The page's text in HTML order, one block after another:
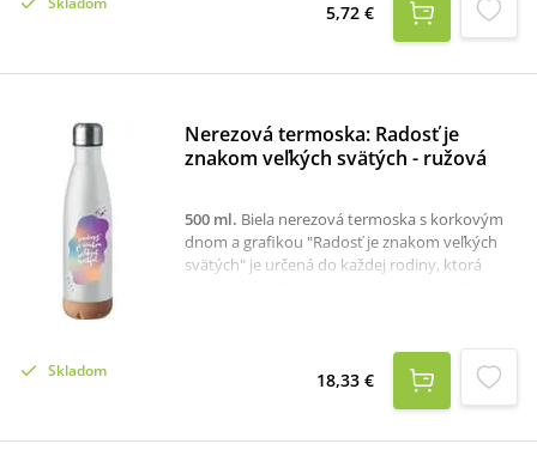
5,72 €
Nerezová termoska: Radosť je
znakom veľkých svätých - ružová
500 ml. Biela nerezová termoska s korkovým
dnom a grafikou "Radosť je znakom veľkých
svätých" je určená do každej rodiny, ktorá
vyrobená z kvalitnej nereze, s kovovým
uzáverom.Priemer termosky je 7 cm a výška 27
Skladom 18,33 €